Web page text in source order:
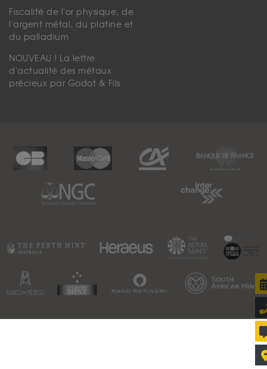
Fiscalité de l'or physique, de
l'argent métal, du platine et
du palladium
NOUVEAU ! La lettre
d'actualité des métaux
précieux par Godot & Fils